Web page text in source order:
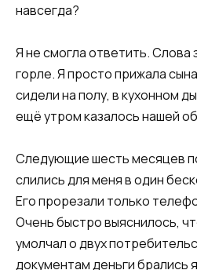
навсегда?
Я не смогла ответить. Слова
горле. Я просто прижала
сидели на полу, в кухонном
ещё утром казалось нашей
Следующие шесть месяцев
слились для меня в один
Его прорезали только
Очень быстро выяснилось,
умолчал о двух
документам деньги брались